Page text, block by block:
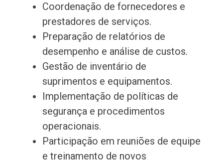
Coordenação de fornecedores e
prestadores de serviços.
Preparação de relatórios de
desempenho e análise de custos.
Gestão de inventário de
suprimentos e equipamentos.
Implementação de políticas de
segurança e procedimentos
operacionais.
Participação em reuniões de equipe
e treinamento de novos